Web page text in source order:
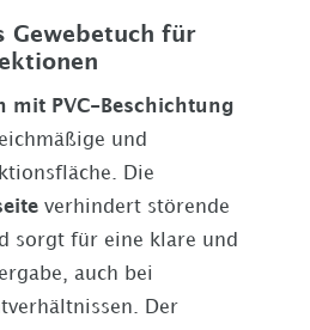
Gewebetuch für
mit PVC-Beschichtung
und
Die
verhindert störende
sorgt für eine klare und
auch bei
Der